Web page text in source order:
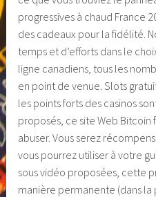
progressives à chaud France
des cadeaux pour la fidélité.
temps et d’efforts dans le
ligne canadiens, tous les
en point de venue. Slots
les points forts des casinos
proposés, ce site Web Bitcoin
abuser. Vous serez
vous pourrez utiliser à votre
sous vidéo proposées, cette
manière permanente (dans la